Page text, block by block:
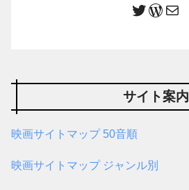
サイト案内
映画サイトマップ 50音順
映画サイトマップ ジャンル別